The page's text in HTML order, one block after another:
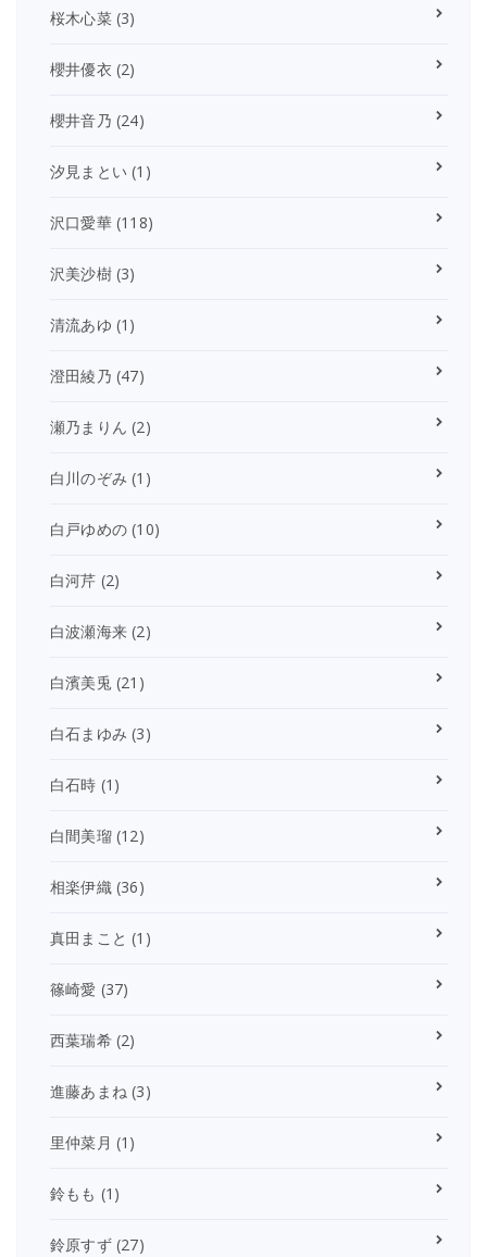
桜木心菜(3)
櫻井優衣 (2)
櫻井音乃 (24)
汐見まとい (1)
沢口愛華(118)
沢美沙樹(3)
清流あゆ (1)
澄田綾乃 (47)
瀬乃まりん (2)
白川のぞみ (1)
白戸ゆめの (10)
白河芹 (2)
白波瀬海来 (2)
白濱美兎(21)
白石まゆみ (3)
白石時 (1)
白間美瑠(12)
相楽伊織(36)
真田まこと (1)
篠崎愛 (37)
西葉瑞希(2)
進藤あまね (3)
里仲菜月 (1)
鈴もも (1)
鈴原すず(27)